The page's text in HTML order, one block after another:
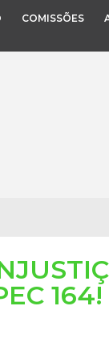
COMISSÕES
164!